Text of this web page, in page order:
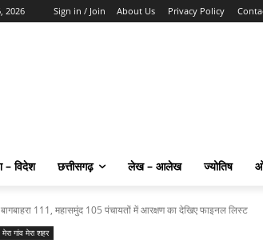
2026 Sign in / Join About Us Privacy Policy
– विदेश छत्तीसगढ़ लेख – आलेख ज्योतिष
बागबाहरा 111, महासमुंद 105 पंचायतों में आरक्षण का देखिए फाइनल लिस्ट
मेरा गांव मेरा शहर